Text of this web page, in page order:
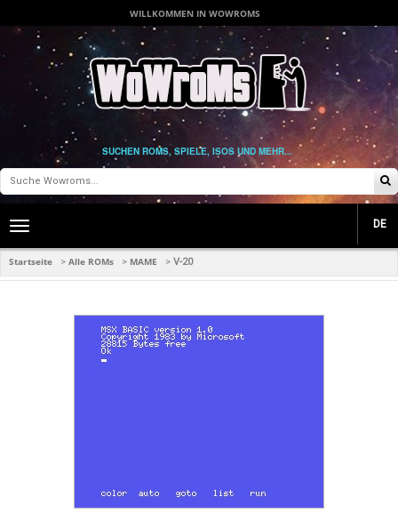
WILLKOMMEN IN WOWROMS
SUCHEN ROMS, SPIELE, ISOS UND MEHR...
Toggle
navigation
DE
Startseite > Alle ROMs > MAME > V-20